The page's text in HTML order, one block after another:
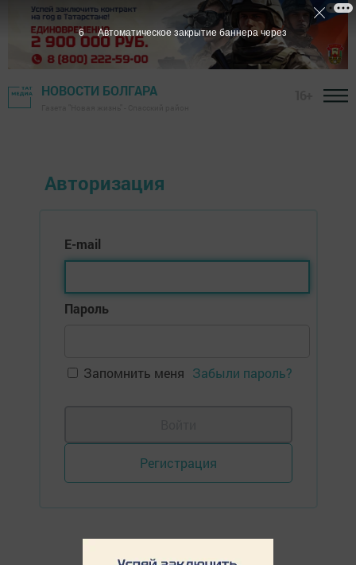
НОВОСТИ БОЛГАРА
Авторизация
E-mail
Пароль
Запомнить меня Забыли пароль?
Регистрация
6 Автоматическое закрытие баннера через